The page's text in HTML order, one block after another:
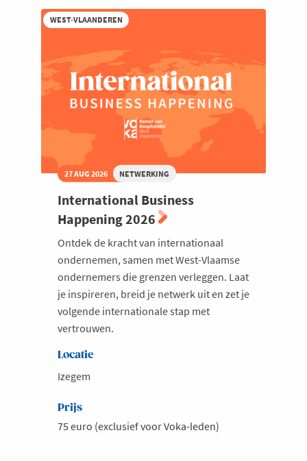
iO
WEST-VLAANDEREN
27 AUG 2026 NETWERKING
International Business
Happening 2026
Ontdek de kracht van internationaal
ondernemen, samen met West-Vlaamse
ondernemers die grenzen verleggen. Laat
je inspireren, breid je netwerk uit en zet je
volgende internationale stap met
vertrouwen.
Locatie
Izegem
Prijs
75 euro (exclusief voor Voka-leden)